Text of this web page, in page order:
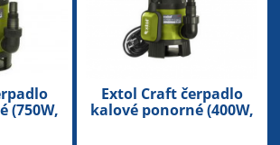
(750W,
Extol Craft čerpadlo
kalové ponorné (400W,